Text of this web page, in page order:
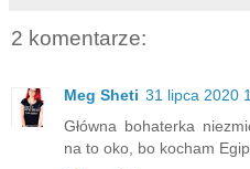
2 komentarze:
Meg Sheti 31 lipca 2020
Główna bohaterka
na to oko, bo kocham